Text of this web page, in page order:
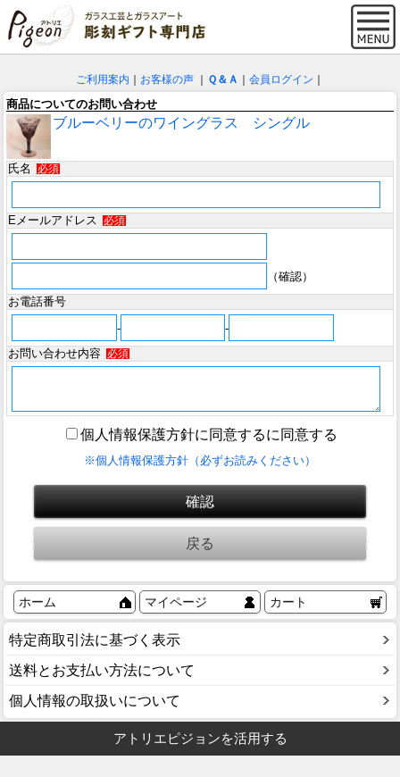
ご利用案内 お客様の声 Ｑ＆Ａ 会員ログイン
商品についてのお問い合わせ
ブルーベリーのワイングラス シングル
氏名 必須
Eメールアドレス 必須
（確認）
お電話番号
-
-
お問い合わせ内容
必須
個人情報保護方針に同意するに同意する
※個人情報保護方針（必ずお読みください）
ホーム マイページ カート
特定商取引法に基づく表示
送料とお支払い方法について
個人情報の取扱いについて
アトリエピジョンを活用する